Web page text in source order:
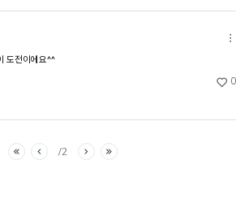
도전이에요^^
0
처음 이전2 다음마지막